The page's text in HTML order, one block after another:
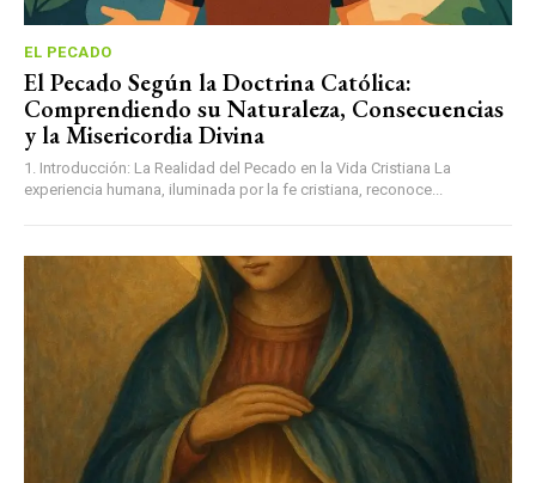
EL PECADO
El Pecado Según la Doctrina Católica:
Comprendiendo su Naturaleza, Consecuencias
y la Misericordia Divina
1. Introducción: La Realidad del Pecado en la Vida Cristiana La
experiencia humana, iluminada por la fe cristiana, reconoce...